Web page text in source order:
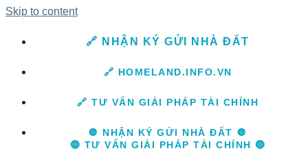
Skip to content
🔗 NHẬN KÝ GỬI NHÀ ĐẤT
🔗 HOMELAND.INFO.VN
🔗 TƯ VẤN GIẢI PHÁP TÀI CHÍNH
🔘 NHẬN KÝ GỬI NHÀ ĐẤT 🔘
🔵 TƯ VẤN GIẢI PHÁP TÀI CHÍNH 🔵